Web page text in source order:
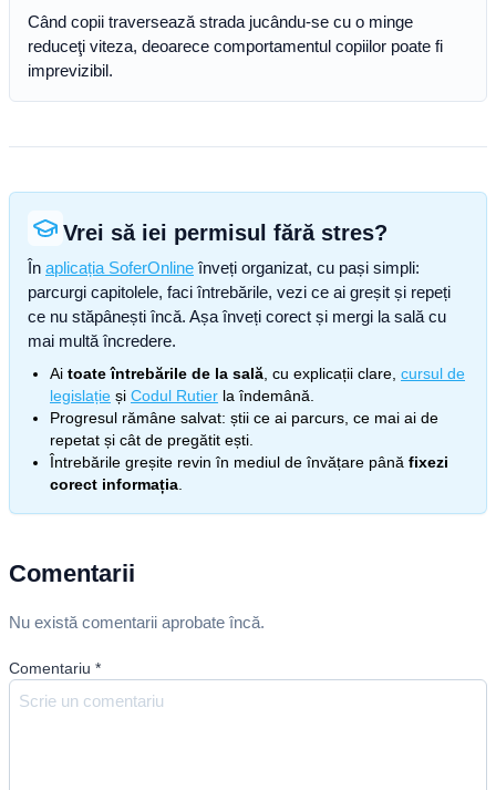
Când copii traversează strada jucându-se cu o minge
reduceţi viteza, deoarece comportamentul copiilor poate fi
imprevizibil.
Vrei să iei permisul fără stres?
În aplicația SoferOnline înveți organizat, cu pași simpli:
parcurgi capitolele, faci întrebările, vezi ce ai greșit și repeți
ce nu stăpânești încă. Așa înveți corect și mergi la sală cu
mai multă încredere.
Ai toate întrebările de la sală , cu explicații clare, cursul de
legislație și Codul Rutier la îndemână.
Progresul rămâne salvat: știi ce ai parcurs, ce mai ai de
repetat și cât de pregătit ești.
Întrebările greșite revin în mediul de învățare până fixezi
corect informația
Comentarii
Nu există comentarii aprobate încă.
Comentariu *